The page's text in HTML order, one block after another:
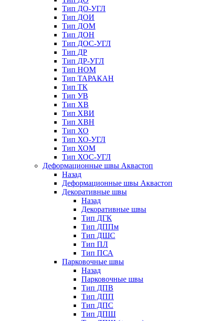
Тип ДО-УГЛ
Тип ДОИ
Тип ДОМ
Тип ДОН
Тип ДОС-УГЛ
Тип ДР
Тип ДР-УГЛ
Тип НОМ
Тип ТАРАКАН
Тип ТК
Тип УВ
Тип ХВ
Тип ХВИ
Тип ХВН
Тип ХО
Тип ХО-УГЛ
Тип ХОМ
Тип ХОС-УГЛ
Деформационные швы Аквастоп
Назад
Деформационные швы Аквастоп
Декоративные швы
Назад
Декоративные швы
Тип ДГК
Тип ДППм
Тип ДШС
Тип ПЛ
Тип ПСА
Парковочные швы
Назад
Парковочные швы
Тип ДПВ
Тип ДПП
Тип ДПС
Тип ДПШ